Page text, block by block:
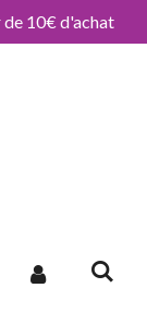
10€ d'achat